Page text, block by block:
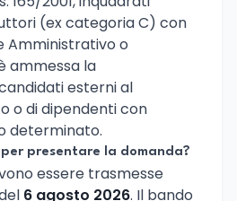
(ex categoria C) con
Amministrativo o
ammessa la
esterni al
o di dipendenti con
determinato.
presentare la domanda?
essere trasmesse
6 agosto 2026. Il bando